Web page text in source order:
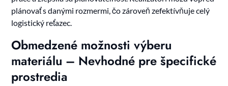
plánovať s danými rozmermi, čo zároveň zefektívňuje celý
logistický reťazec.
Obmedzené možnosti výberu
materiálu – Nevhodné pre špecifické
prostredia